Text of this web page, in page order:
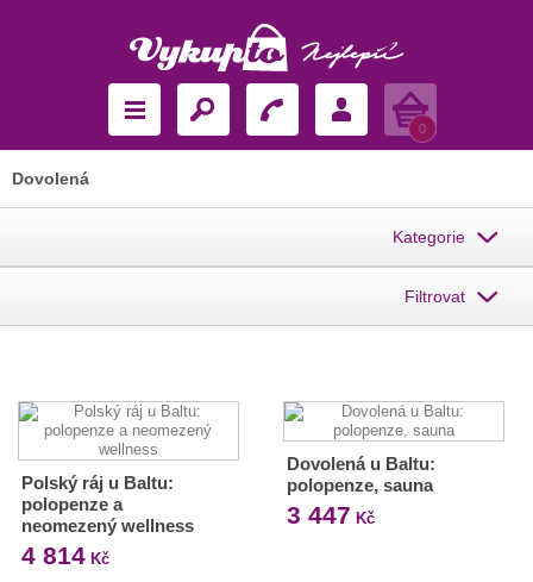
Košík
0
Dovolená
Kategorie
Filtrovat
Polský ráj u Baltu:
polopenze a
neomezený wellness
4 814 Kč
Dovolená u Baltu:
polopenze, sauna
3 447 Kč